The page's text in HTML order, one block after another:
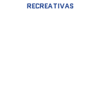
RECREATIVAS